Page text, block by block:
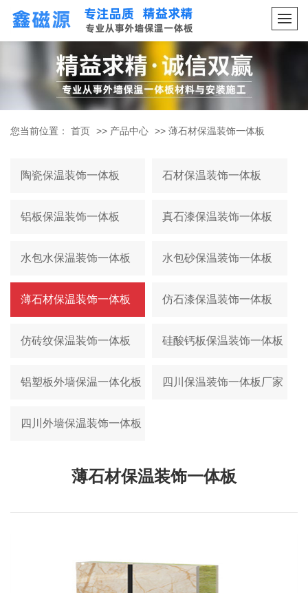
您当前位置： 首页 >> 产品中心 >> 薄石材保温装饰一体板
陶瓷保温装饰一体板 石材保温装饰一体板
铝板保温装饰一体板 真石漆保温装饰一体板
水包水保温装饰一体板 水包砂保温装饰一体板
薄石材保温装饰一体板 仿石漆保温装饰一体板
仿砖纹保温装饰一体板 硅酸钙板保温装饰一体板
铝塑板外墙保温一体化板 四川保温装饰一体板厂家
四川外墙保温装饰一体板
薄石材保温装饰一体板